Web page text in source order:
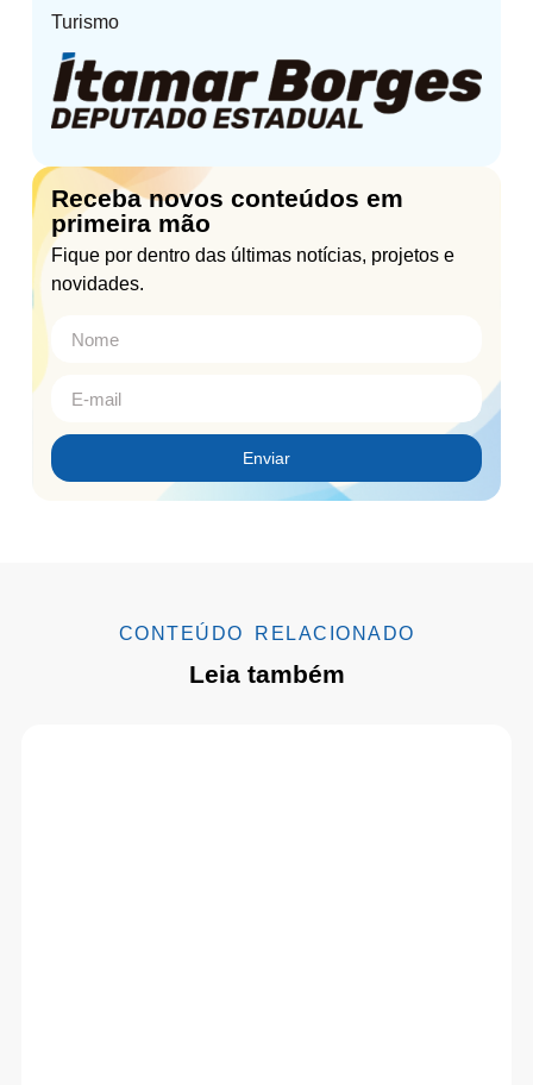
Turismo
Receba novos conteúdos em
primeira mão
Fique por dentro das últimas notícias, projetos e
novidades.
Enviar
CONTEÚDO RELACIONADO
Leia também